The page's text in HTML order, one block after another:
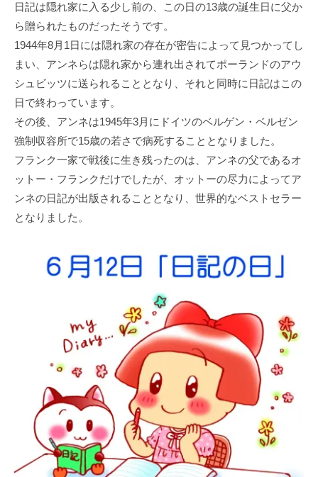
日記は隠れ家に入る少し前の、この日の13歳の誕生日に父か
ら贈られたものだったそうです。
1944年8月1日には隠れ家の存在が密告によって見つかってし
まい、アンネらは隠れ家から連れ出されてポーランドのアウ
シュビッツに送られることとなり、それと同時に日記はこの
日で終わっています。
その後、アンネは1945年3月にドイツのベルゲン・ベルゼン
強制収容所で15歳の若さで病死することとなりました。
フランク一家で戦後に生き残ったのは、アンネの父であるオ
ットー・フランクだけでしたが、オットーの尽力によってア
ンネの日記が出版されることとなり、世界的なベストセラー
となりました。